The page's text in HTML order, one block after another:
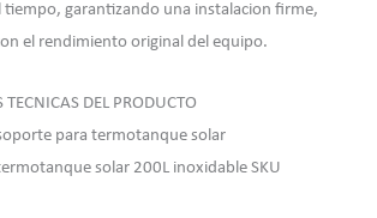
tiempo, garantizando una instalacion firme,
el rendimiento original del equipo.
TECNICAS DEL PRODUCTO
para termotanque solar
solar 200L inoxidable SKU